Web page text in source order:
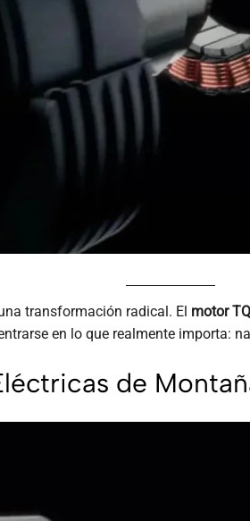
transformación radical. El motor
en lo que realmente importa:
de